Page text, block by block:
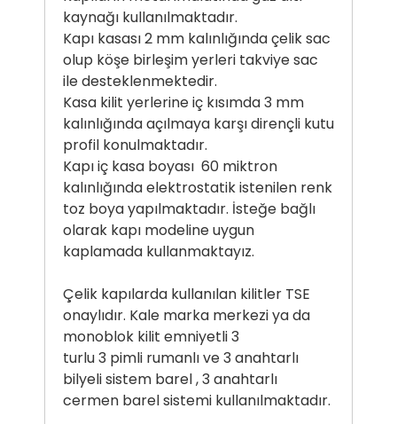
kaynağı kullanılmaktadır.
Kapı kasası 2 mm kalınlığında çelik sac
olup köşe birleşim yerleri takviye sac
ile desteklenmektedir.
Kasa kilit yerlerine iç kısımda 3 mm
kalınlığında açılmaya karşı dirençli kutu
profil konulmaktadır.
Kapı iç kasa boyası 60 miktron
kalınlığında elektrostatik istenilen renk
toz boya yapılmaktadır. İsteğe bağlı
olarak kapı modeline uygun
kaplamada kullanmaktayız.
Çelik kapılarda kullanılan kilitler TSE
onaylıdır. Kale marka merkezi ya da
monoblok kilit emniyetli 3
turlu 3 pimli rumanlı ve 3 anahtarlı
bilyeli sistem barel , 3 anahtarlı
cermen barel sistemi kullanılmaktadır.